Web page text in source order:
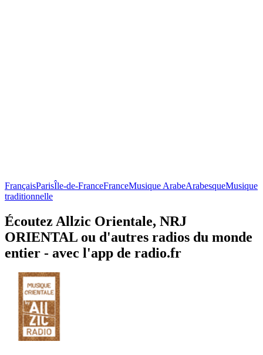
FrançaisParisÎle-de-FranceFranceMusique ArabeArabesqueMusique
traditionnelle
Écoutez Allzic Orientale, NRJ
ORIENTAL ou d'autres radios du monde
entier - avec l'app de radio.fr